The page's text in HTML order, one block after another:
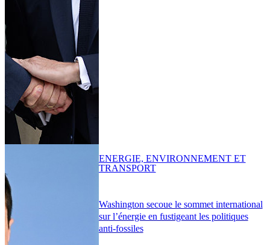
Washington secoue le sommet international
sur l’énergie en fustigeant les politiques
anti-fossiles
ENERGIE, ENVIRONNEMENT ET
TRANSPORT